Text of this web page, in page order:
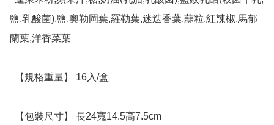
鹽,乳酸菌),鹽,奧勒岡葉,羅勒葉,迷迭香葉,蒜粒,紅辣椒,馬郁
蘭葉,洋香菜葉
  【包裝尺寸】 長24寬14.5高7.5cm